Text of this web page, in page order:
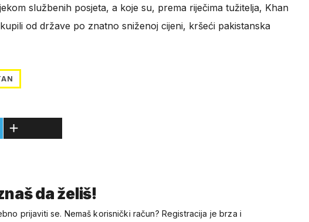
službenih posjeta, a koje su, prema riječima tužitelja, Khan
od države po znatno sniženoj cijeni, kršeći pakistanska
da želiš!
prijaviti se. Nemaš korisnički račun? Registracija je brza i